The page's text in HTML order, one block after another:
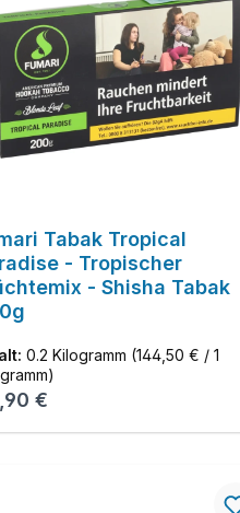
Tabak Tropical
- Tropischer
- Shisha Tabak
0.2 Kilogramm (144,50 € / 1
Preis:
€